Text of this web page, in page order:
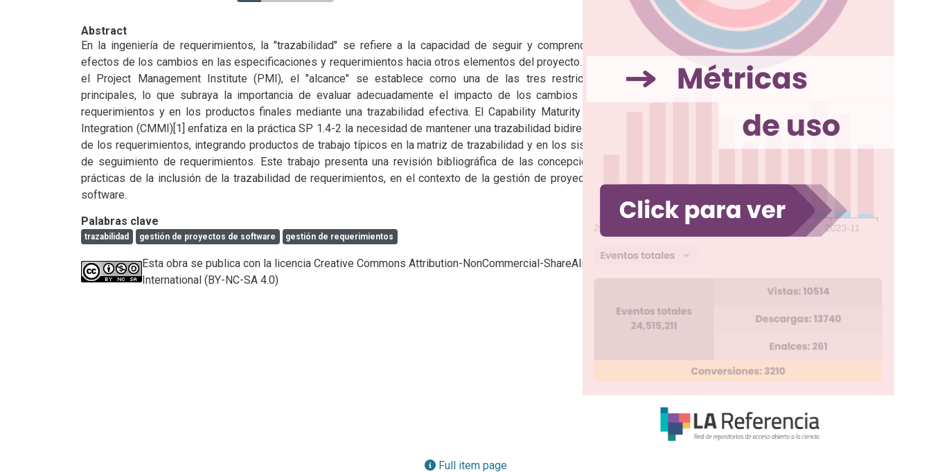
Abstract
En la ingeniería de requerimientos, la "trazabilidad" se refiere a la capacidad de seguir y comprender los
efectos de los cambios en las especificaciones y requerimientos hacia otros elementos del proyecto. Según
el Project Management Institute (PMI), el "alcance" se establece como una de las tres restricciones
principales, lo que subraya la importancia de evaluar adecuadamente el impacto de los cambios en los
requerimientos y en los productos finales mediante una trazabilidad efectiva. El Capability Maturity Model
Integration (CMMI)[1] enfatiza en la práctica SP 1.4-2 la necesidad de mantener una trazabilidad bidireccional
de los requerimientos, integrando productos de trabajo típicos en la matriz de trazabilidad y en los sistemas
de seguimiento de requerimientos. Este trabajo presenta una revisión bibliográfica de las concepciones y
prácticas de la inclusión de la trazabilidad de requerimientos, en el contexto de la gestión de proyectos de
software.
Palabras clave
trazabilidad gestión de proyectos de software gestión de requerimientos
Esta obra se publica con la licencia Creative Commons Attribution-NonCommercial-ShareAlike 4.0
International (BY-NC-SA 4.0)
Full item page